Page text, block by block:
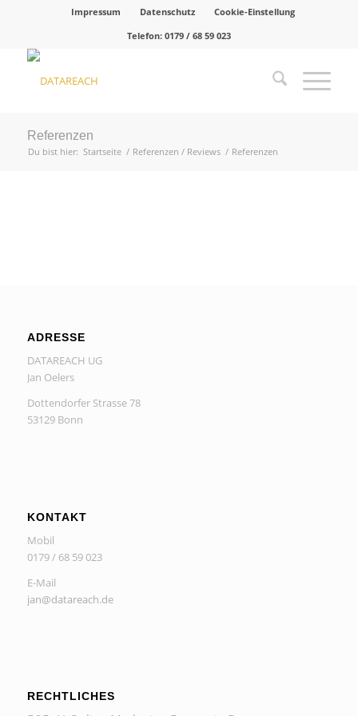
Impressum Datenschutz
Cookie-Einstellung
Telefon: 0179 / 68 59 023
Referenzen
Du bist hier: Startseite / Referenzen / Reviews / Referenzen
ADRESSE
DATAREACH UG
Jan Oelers
Dottendorfer Strasse 78
53129 Bonn
KONTAKT
Mobil
0179 / 68 59 023
E-Mail
jan@datareach.de
RECHTLICHES